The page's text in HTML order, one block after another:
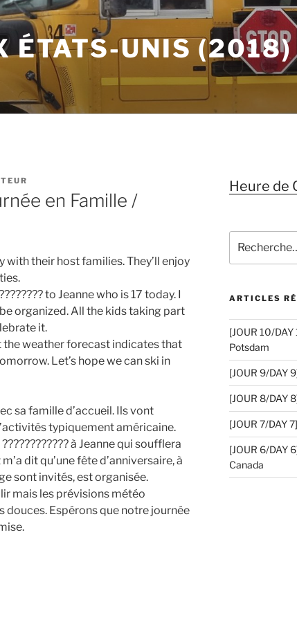
ÉTATS-UNIS (2018)
en Famille /
with their host families. They’ll enjoy
to Jeanne who is 17 today. I
organized. All the kids taking part
it.
the weather forecast indicates that
Let’s hope we can ski in
sa famille d’accueil. Ils vont
typiquement américaine.
à Jeanne qui soufflera
dit qu’une fête d’anniversaire, à
sont invités, est organisée.
mais les prévisions météo
Espérons que notre journée
Heure de
pour
:
ARTICLES
[JOUR 10/
Potsdam
[JOUR 9/DAY
[JOUR 8/DAY
[JOUR 7/DAY
[JOUR 6/DAY
Canada